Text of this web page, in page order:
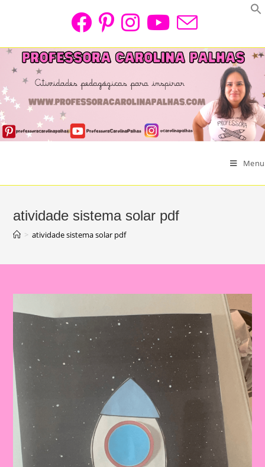
Menu
atividade sistema solar pdf
> atividade sistema solar pdf